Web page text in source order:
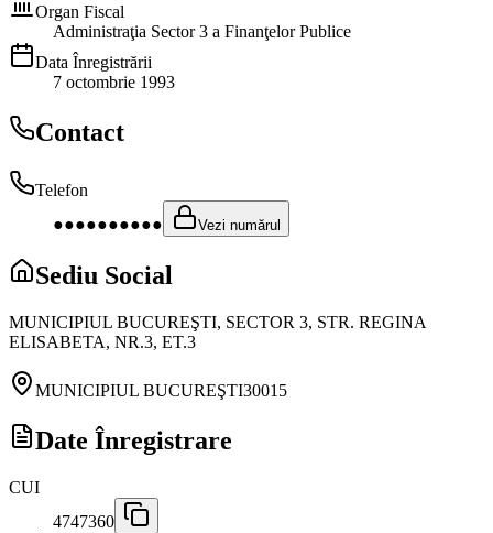
Organ Fiscal
Administraţia Sector 3 a Finanţelor Publice
Data Înregistrării
7 octombrie 1993
Contact
Telefon
●●●●●●●●●●
Vezi numărul
Sediu Social
MUNICIPIUL BUCUREŞTI, SECTOR 3, STR. REGINA
ELISABETA, NR.3, ET.3
MUNICIPIUL BUCUREŞTI30015
Date Înregistrare
CUI
4747360